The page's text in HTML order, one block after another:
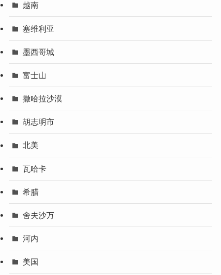
越南
塞维利亚
墨西哥城
富士山
撒哈拉沙漠
胡志明市
北美
瓦哈卡
希腊
舍夫沙万
河内
美国